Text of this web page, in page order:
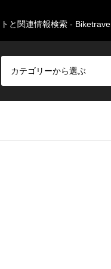
と関連情報検索 -
カテゴリーから選ぶ